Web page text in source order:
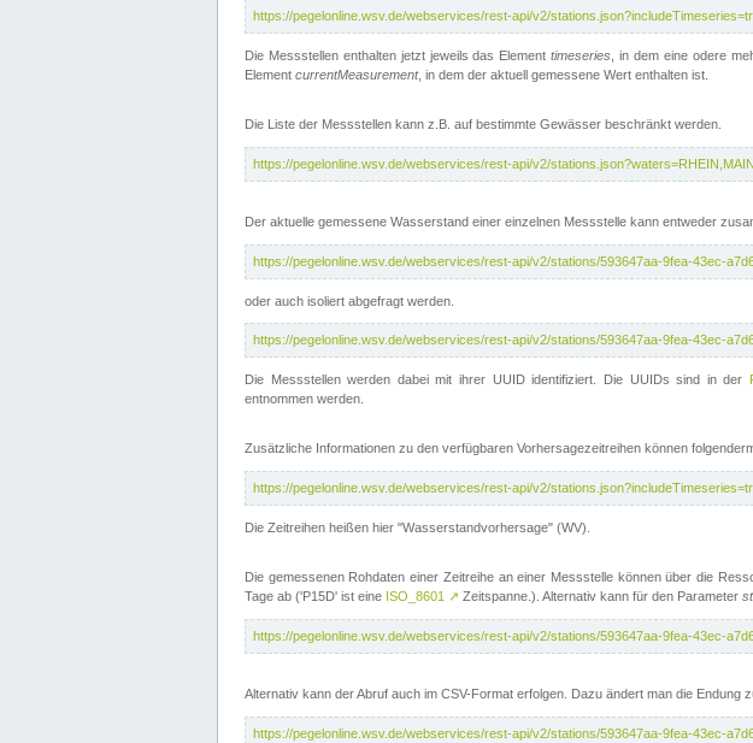
https://pegelonline.wsv.de/webservices/rest-api/v2/
Die Messstellen enthalten jetzt jeweils das Elementtimeseries , in dem eine odere
Element currentMeasurement, in dem der aktuell gemessene Wert enthalten ist.
Die Liste der Messstellen kann z.B. auf bestimmte Gewässer beschränkt werden.
https://pegelonline.wsv.de/webservices/rest-api/v2/stations.json?waters=RHEIN,MAIN
Der aktuelle gemessene Wasserstand einer einzelnen Messstelle kann entweder
https://pegelonline.wsv.de/webservices/rest-api/v2/stations/593647aa-9fea-43ec-
oder auch isoliert abgefragt werden.
https://pegelonline.wsv.de/webservices/rest-api/v2/stations/593647aa-9fea-43ec-
Die Messstellen werden dabei mit ihrer UUID identifiziert. Die UUIDs sind in der
entnommen werden.
Zusätzliche Informationen zu den verfügbaren Vorhersagezeitreihen können
https://pegelonline.wsv.de/webservices/rest-api/v2/
Die Zeitreihen heißen hier "Wasserstandvorhersage" (WV).
Die gemessenen Rohdaten einer Zeitreihe an einer Messstelle können über die
Tage ab ('P15D' ist eine ISO_8601 ↗ Zeitspanne.). Alternativ kann für den Parameter
https://pegelonline.wsv.de/webservices/rest-api/v2/stations/593647aa-9fea-43ec-
Alternativ kann der Abruf auch im CSV-Format erfolgen. Dazu ändert man die Endung
https://pegelonline.wsv.de/webservices/rest-api/v2/stations/593647aa-9fea-43ec-